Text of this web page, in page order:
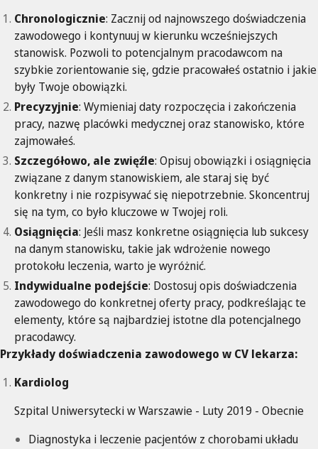
Chronologicznie: Zacznij od najnowszego doświadczenia
zawodowego i kontynuuj w kierunku wcześniejszych
stanowisk. Pozwoli to potencjalnym pracodawcom na
szybkie zorientowanie się, gdzie pracowałeś ostatnio i jakie
były Twoje obowiązki.
Precyzyjnie: Wymieniaj daty rozpoczęcia i zakończenia
pracy, nazwę placówki medycznej oraz stanowisko, które
zajmowałeś.
Szczegółowo, ale zwięźle: Opisuj obowiązki i osiągnięcia
związane z danym stanowiskiem, ale staraj się być
konkretny i nie rozpisywać się niepotrzebnie. Skoncentruj
się na tym, co było kluczowe w Twojej roli.
Osiągnięcia: Jeśli masz konkretne osiągnięcia lub sukcesy
na danym stanowisku, takie jak wdrożenie nowego
protokołu leczenia, warto je wyróżnić.
Indywidualne podejście: Dostosuj opis doświadczenia
zawodowego do konkretnej oferty pracy, podkreślając te
elementy, które są najbardziej istotne dla potencjalnego
pracodawcy.
Przykłady doświadczenia zawodowego w CV lekarza:
Kardiolog
Szpital Uniwersytecki w Warszawie - Luty 2019 - Obecnie
Diagnostyka i leczenie pacjentów z chorobami układu